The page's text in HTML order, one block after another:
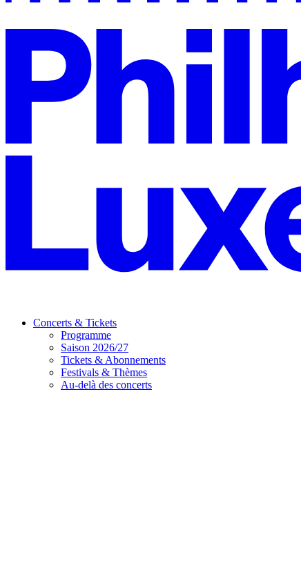
Concerts & Tickets
Programme
Saison 2026/27
Tickets & Abonnements
Festivals & Thèmes
Au-delà des concerts